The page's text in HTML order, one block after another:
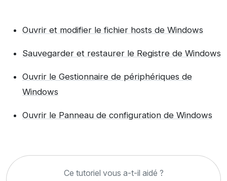
Ouvrir et modifier le fichier hosts de Windows
Sauvegarder et restaurer le Registre de Windows
Ouvrir le Gestionnaire de périphériques de
Windows
Ouvrir le Panneau de configuration de Windows
Ce tutoriel vous a-t-il aidé ?